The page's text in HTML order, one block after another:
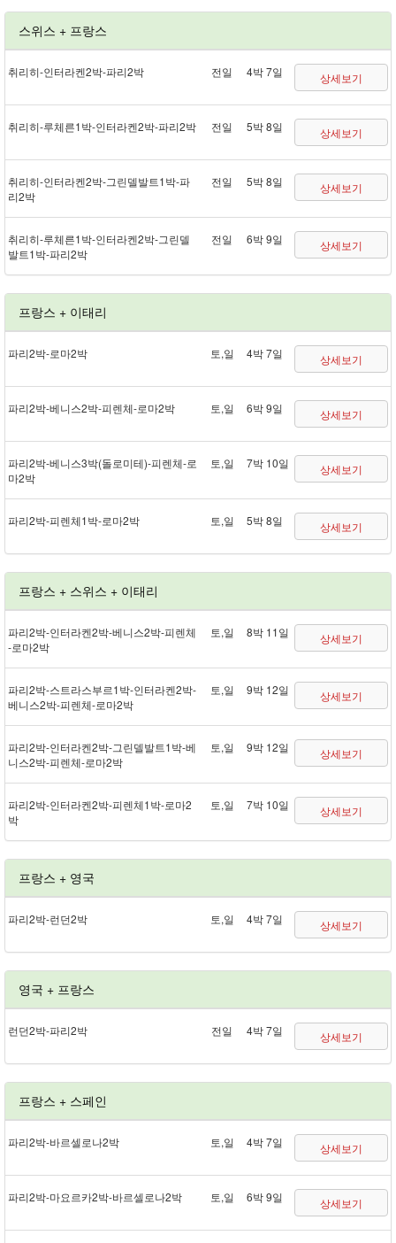
스위스 + 프랑스
취리히 - 인터라켄 2박 - 파리 2박 전일 4박 7일 상세보기
취리히 - 루체른 1박 - 인터라켄 2박 - 파리 2박 전일 5박 8일 상세보기
취리히 - 인터라켄 2박 - 그린델발트 1박 - 파
리 2박
전일 5박 8일 상세보기
취리히 - 루체른 1박 - 인터라켄 2박 - 그린델
발트 1박 - 파리 2박
전일 6박 9일 상세보기
프랑스 + 이태리
파리 2박 - 로마 2박 토,일 4박 7일 상세보기
파리 2박 - 베니스 2박 - 피렌체 - 로마 2박 토,일 6박 9일 상세보기
파리 2박 - 베니스 3박(돌로미테) - 피렌체 - 로
마 2박
토,일 7박 10일 상세보기
파리 2박 - 피렌체 1박 - 로마 2박 토,일 5박 8일 상세보기
프랑스 + 스위스 + 이태리
파리 2박 - 인터라켄 2박 - 베니스 2박 - 피렌체
- 로마 2박
토,일 8박 11일 상세보기
파리 2박 - 스트라스부르 1박 - 인터라켄 2박 -
베니스 2박 - 피렌체 - 로마 2박
토,일 9박 12일 상세보기
파리 2박 - 인터라켄 2박 - 그린델발트 1박 - 베
니스 2박 - 피렌체 - 로마 2박
토,일 9박 12일 상세보기
파리 2박 - 인터라켄 2박 - 피렌체 1박 - 로마 2
박
토,일 7박 10일 상세보기
프랑스 + 영국
파리 2박 - 런던 2박 토,일 4박 7일 상세보기
영국 + 프랑스
런던 2박 - 파리 2박 전일 4박 7일 상세보기
프랑스 + 스페인
파리 2박 - 바르셀로나 2박 토,일 4박 7일 상세보기
파리 2박 - 마요르카 2박 - 바르셀로나 2박 토,일 6박 9일 상세보기